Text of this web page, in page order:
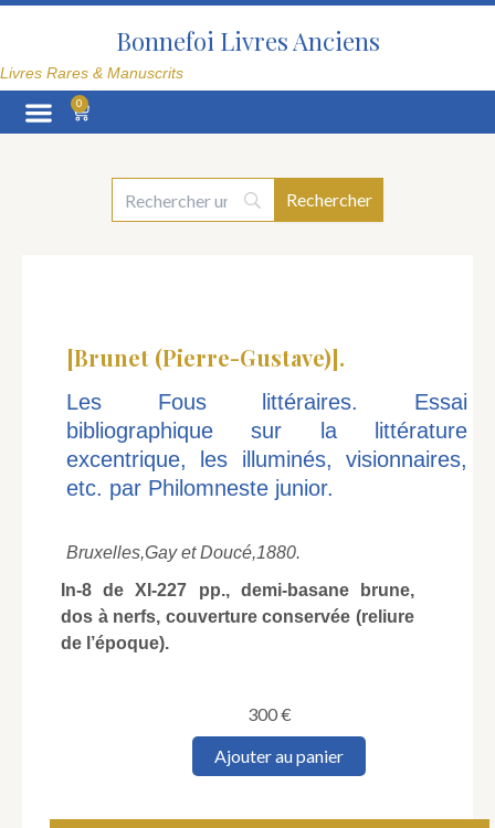
Aller
Bonnefoi Livres Anciens
Livres Rares & Manuscrits
0
Panier
[Brunet (Pierre-Gustave)].
Les Fous littéraires. Essai
bibliographique sur la littérature
excentrique, les illuminés, visionnaires,
etc. par Philomneste junior.
Bruxelles,Gay et Doucé,1880.
In-8 de XI-227 pp., demi-basane brune,
dos à nerfs, couverture conservée (reliure
de l’époque).
300€
quantitéAjouter au panier